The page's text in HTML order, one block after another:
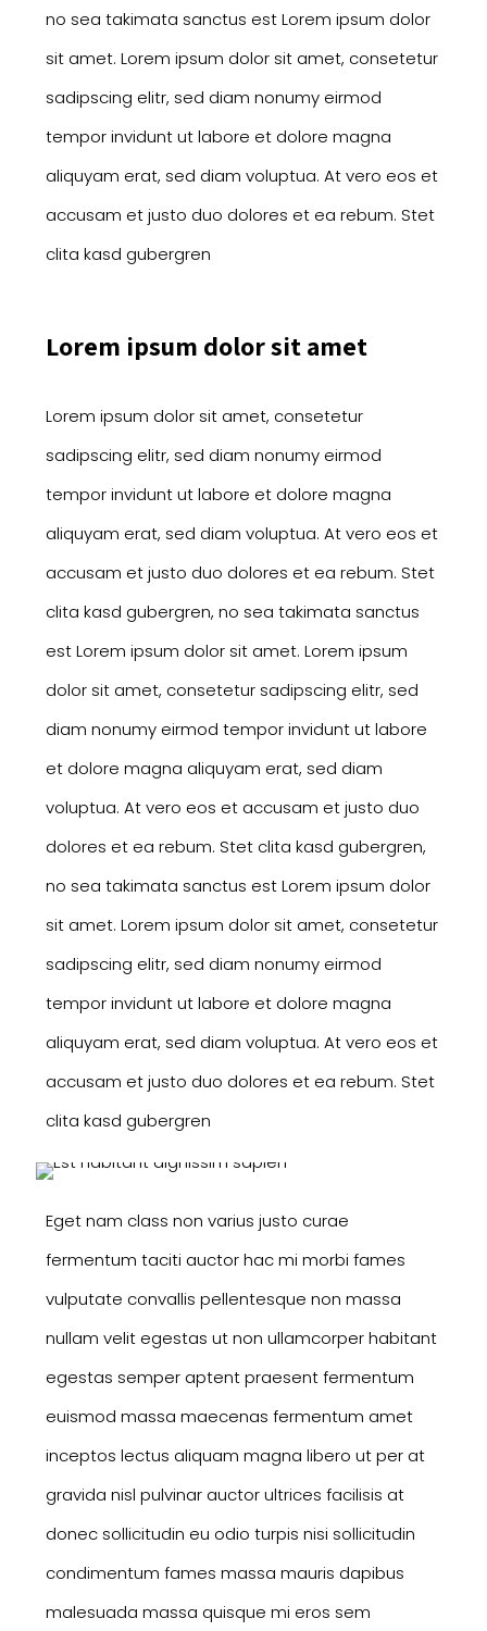
no sea takimata sanctus est Lorem ipsum dolor
sit amet. Lorem ipsum dolor sit amet, consetetur
sadipscing elitr, sed diam nonumy eirmod
tempor invidunt ut labore et dolore magna
aliquyam erat, sed diam voluptua. At vero eos et
accusam et justo duo dolores et ea rebum. Stet
clita kasd gubergren
Lorem ipsum dolor sit amet
Lorem ipsum dolor sit amet, consetetur
sadipscing elitr, sed diam nonumy eirmod
tempor invidunt ut labore et dolore magna
aliquyam erat, sed diam voluptua. At vero eos et
accusam et justo duo dolores et ea rebum. Stet
clita kasd gubergren, no sea takimata sanctus
est Lorem ipsum dolor sit amet. Lorem ipsum
dolor sit amet, consetetur sadipscing elitr, sed
diam nonumy eirmod tempor invidunt ut labore
et dolore magna aliquyam erat, sed diam
voluptua. At vero eos et accusam et justo duo
dolores et ea rebum. Stet clita kasd gubergren,
no sea takimata sanctus est Lorem ipsum dolor
sit amet. Lorem ipsum dolor sit amet, consetetur
sadipscing elitr, sed diam nonumy eirmod
tempor invidunt ut labore et dolore magna
aliquyam erat, sed diam voluptua. At vero eos et
accusam et justo duo dolores et ea rebum. Stet
clita kasd gubergren
Eget nam class non varius justo curae
fermentum taciti auctor hac mi morbi fames
vulputate convallis pellentesque non massa
nullam velit egestas ut non ullamcorper habitant
egestas semper aptent praesent fermentum
euismod massa maecenas fermentum amet
inceptos lectus aliquam magna libero ut per at
gravida nisl pulvinar auctor ultrices facilisis at
donec sollicitudin eu odio turpis nisi sollicitudin
condimentum fames massa mauris dapibus
malesuada massa quisque mi eros sem